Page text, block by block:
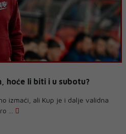
hoće li biti i u subotu?
izmaći, ali Kup je i dalje validna
...